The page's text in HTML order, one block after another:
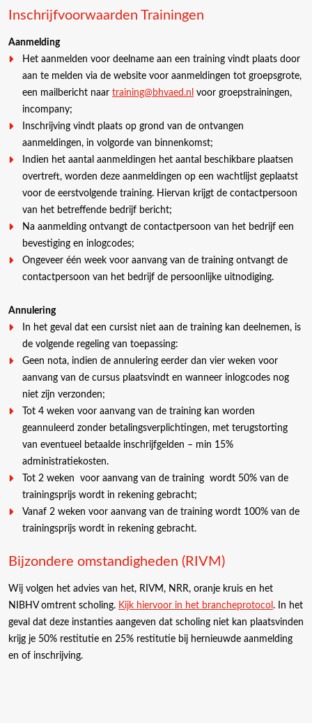
Inschrijfvoorwaarden Trainingen
Aanmelding
Het aanmelden voor deelname aan een training vindt plaats door
aan te melden via de website voor aanmeldingen tot groepsgrote,
een mailbericht naar training@bhvaed.nl voor groepstrainingen,
incompany;
Inschrijving vindt plaats op grond van de ontvangen
aanmeldingen, in volgorde van binnenkomst;
Indien het aantal aanmeldingen het aantal beschikbare plaatsen
overtreft, worden deze aanmeldingen op een wachtlijst geplaatst
voor de eerstvolgende training. Hiervan krijgt de contactpersoon
van het betreffende bedrijf bericht;
Na aanmelding ontvangt de contactpersoon van het bedrijf een
bevestiging en inlogcodes;
Ongeveer één week voor aanvang van de training ontvangt de
contactpersoon van het bedrijf de persoonlijke uitnodiging.
Annulering
In het geval dat een cursist niet aan de training kan deelnemen, is
de volgende regeling van toepassing:
Geen nota, indien de annulering eerder dan vier weken voor
aanvang van de cursus plaatsvindt en wanneer inlogcodes nog
niet zijn verzonden;
Tot 4 weken voor aanvang van de training kan worden
geannuleerd zonder betalingsverplichtingen, met terugstorting
van eventueel betaalde inschrijfgelden – min 15%
administratiekosten.
Tot 2 weken voor aanvang van de training wordt 50% van de
trainingsprijs wordt in rekening gebracht;
Vanaf 2 weken voor aanvang van de training wordt 100% van de
trainingsprijs wordt in rekening gebracht.
Bijzondere omstandigheden (RIVM)
Wij volgen het advies van het, RIVM, NRR, oranje kruis en het
NIBHV omtrent scholing. Kijk hiervoor in het brancheprotocol . In het
geval dat deze instanties aangeven dat scholing niet kan plaatsvinden
krijg je 50% restitutie en 25% restitutie bij hernieuwde aanmelding
en of inschrijving.